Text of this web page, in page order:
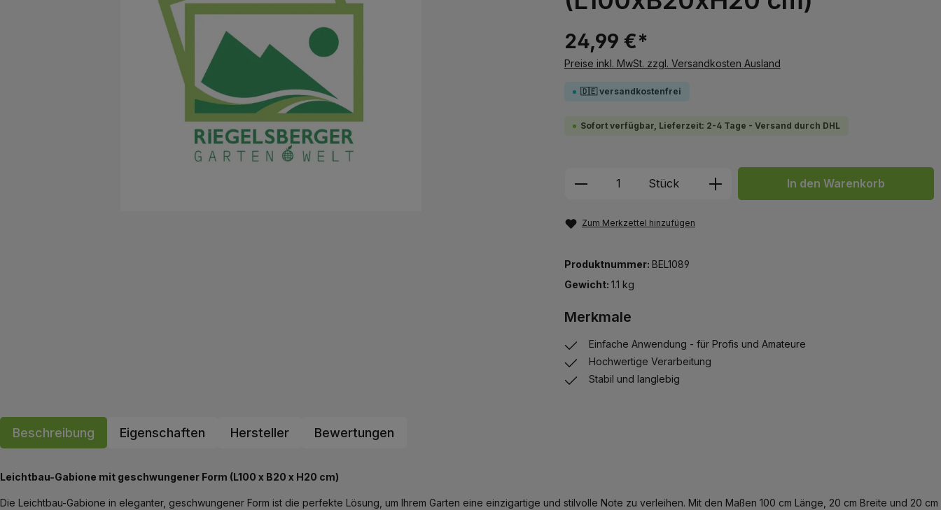
24,99 €*
Preise inkl. MwSt. zzgl. Versandkosten Ausland
🇩🇪 versandkostenfrei
Sofort verfügbar, Lieferzeit: 2-4 Tage - Versand durch DHL
Produkt Anzahl: Gib den gewünschten Wert
Stück In den Warenkorb
Zum Merkzettel hinzufügen
Produktnummer: BEL1089
Gewicht: 1.1 kg
Merkmale
Einfache Anwendung - für Profis und Amateure
Hochwertige Verarbeitung
Stabil und langlebig
Beschreibung Eigenschaften Hersteller Bewertungen
Leichtbau-Gabione mit geschwungener Form (L100 x B20 x H20 cm)
Die Leichtbau-Gabione in eleganter, geschwungener Form ist die perfekte Lösung, um Ihrem Garten eine einzigartige und stilvolle Note zu verleihen. Mit den Maßen 100 cm Länge, 20 cm Breite und 20 cm